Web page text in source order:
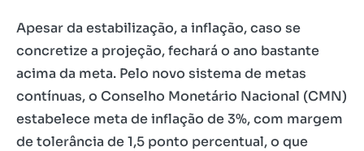
Apesar da estabilização, a inflação, caso se
concretize a projeção, fechará o ano bastante
acima da meta. Pelo novo sistema de metas
contínuas, o Conselho Monetário Nacional (CMN)
estabelece meta de inflação de 3%, com margem
de tolerância de 1,5 ponto percentual, o que